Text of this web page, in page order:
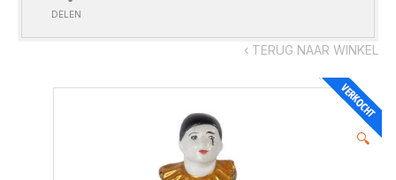
‹ TERUG NAAR WINKEL
🔍
DELEN